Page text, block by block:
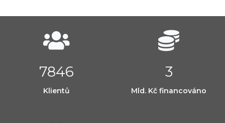
9211
Klientů
4
Mld. Kč financováno